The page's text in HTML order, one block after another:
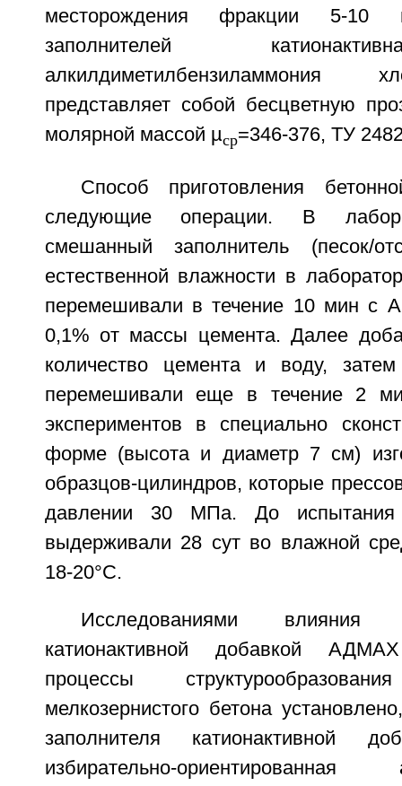
месторождения фракции 5-10
заполнителей
представляет собой бесцветную
молярной массой µср=346-376, ТУ
Способ приготовления
следующие операции. В
смешанный заполнитель (песок/
естественной влажности в
перемешивали в течение 10 мин с
0,1% от массы цемента. Далее
количество цемента и воду,
перемешивали еще в течение 2
экспериментов в специально
форме (высота и диаметр 7 см)
образцов-цилиндров, которые
давлении 30 МПа. До испытания
выдерживали 28 сут во влажной
18-20°C.
Исследованиями влияния
катионактивной добавкой
процессы
мелкозернистого бетона
заполнителя катионактивной
избирательно-